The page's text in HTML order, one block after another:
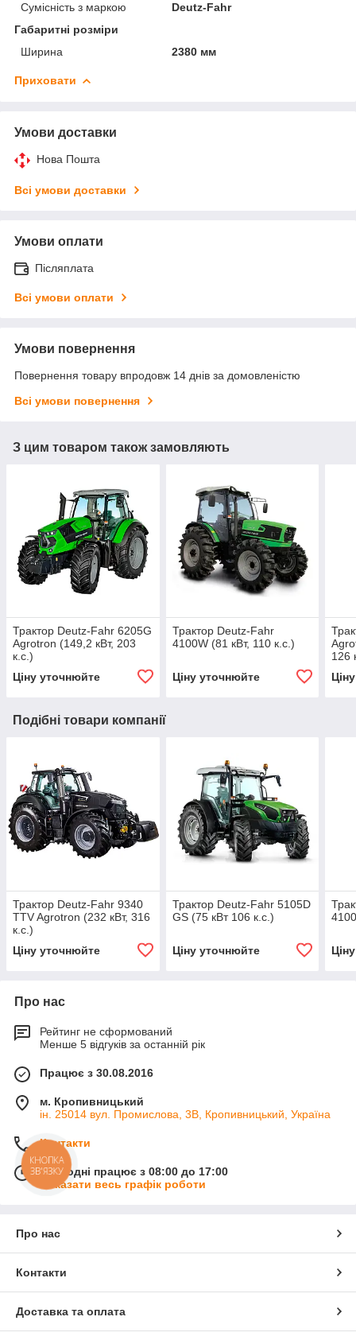
Сумісність з маркою
Deutz-Fahr
Габаритні розміри
Ширина
2380 мм
Приховати
Умови доставки
Нова Пошта
Всі умови доставки
Умови оплати
Післяплата
Всі умови оплати
Умови повернення
Повернення товару впродовж 14 днів за домовленістю
Всі умови повернення
З цим товаром також замовляють
Трактор Deutz-Fahr 6205G
Agrotron (149,2 кВт, 203
к.с.)
Ціну уточнюйте
Трактор Deutz-Fahr
4100W (81 кВт, 110 к.с.)
Ціну уточнюйте
126
Подібні товари компанії
Трактор Deutz-Fahr 9340
TTV Agrotron (232 кВт, 316
к.с.)
Ціну уточнюйте
Трактор Deutz-Fahr 5105D
GS (75 кВт 106 к.с.)
Ціну уточнюйте
Про нас
Рейтинг не сформований
Менше 5 відгуків за останній рік
Працює з 30.08.2016
м. Кропивницький
ін. 25014 вул. Промислова, 3В, Кропивницький, Україна
Контакти
Сьогодні працює з 08:00 до 17:00
Показати весь графік роботи
Про нас
Контакти
Доставка та оплата
КНОПКА
ЗВ'ЯЗКУ